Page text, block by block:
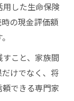
した生命保険
の現金評価額
こと、家族間
けでなく、将
できる専門家